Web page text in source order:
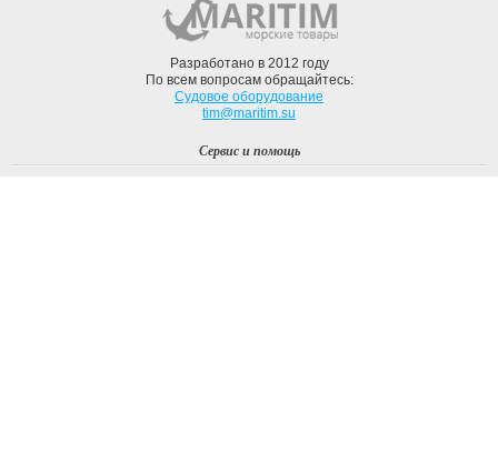
Разработано в 2012 году
По всем вопросам обращайтесь:
Судовое оборудование
tim@maritim.su
Сервис и помощь